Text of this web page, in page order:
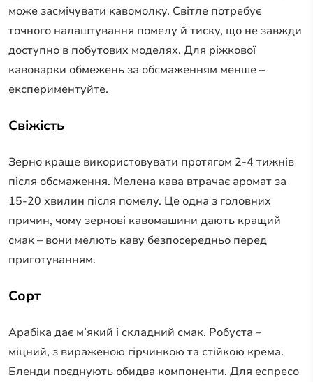
може засмічувати кавомолку. Світле потребує
точного налаштування помелу й тиску, що не завжди
доступно в побутових моделях. Для ріжкової
кавоварки обмежень за обсмаженням менше –
експериментуйте.
Свіжість
Зерно краще використовувати протягом 2-4 тижнів
після обсмаження. Мелена кава втрачає аромат за
15-20 хвилин після помелу. Це одна з головних
причин, чому зернові кавомашини дають кращий
смак – вони мелють каву безпосередньо перед
приготуванням.
Сорт
Арабіка дає м’який і складний смак. Робуста –
міцний, з вираженою гірчинкою та стійкою крема.
Бленди поєднують обидва компоненти. Для еспресо